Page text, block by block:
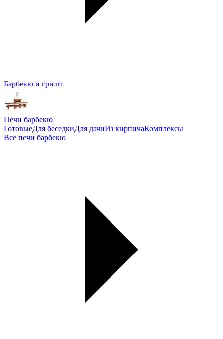
Барбекю и грили
Печи барбекю
ГотовыеДля беседкиДля дачиИз кирпичаКомплексы
Все печи барбекю